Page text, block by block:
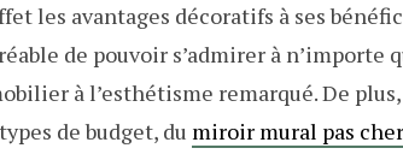
les avantages décoratifs à ses
de pouvoir s’admirer à n’importe
à l’esthétisme remarqué. De
de budget, du miroir mural pas cher